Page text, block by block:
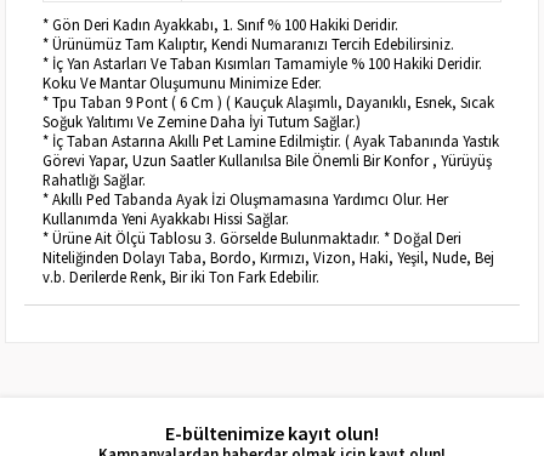
* Gön Deri Kadın Ayakkabı, 1. Sınıf % 100 Hakiki Deridir.
* Ürünümüz Tam Kalıptır, Kendi Numaranızı Tercih Edebilirsiniz.
* İç Yan Astarları Ve Taban Kısımları Tamamiyle % 100 Hakiki Deridir.
Koku Ve Mantar Oluşumunu Minimize Eder.
* Tpu Taban 9 Pont ( 6 Cm ) ( Kauçuk Alaşımlı, Dayanıklı, Esnek, Sıcak
Soğuk Yalıtımı Ve Zemine Daha İyi Tutum Sağlar.)
* İç Taban Astarına Akıllı Pet Lamine Edilmiştir. ( Ayak Tabanında Yastık
Görevi Yapar, Uzun Saatler Kullanılsa Bile Önemli Bir Konfor , Yürüyüş
Rahatlığı Sağlar.
* Akıllı Ped Tabanda Ayak İzi Oluşmamasına Yardımcı Olur. Her
Kullanımda Yeni Ayakkabı Hissi Sağlar.
* Ürüne Ait Ölçü Tablosu 3. Görselde Bulunmaktadır. * Doğal Deri
Niteliğinden Dolayı Taba, Bordo, Kırmızı, Vizon, Haki, Yeşil, Nude, Bej
v.b. Derilerde Renk, Bir iki Ton Fark Edebilir.
E-bültenimize kayıt olun!